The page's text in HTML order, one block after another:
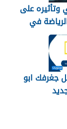
وتأثيره على
في
جغرفك ابو